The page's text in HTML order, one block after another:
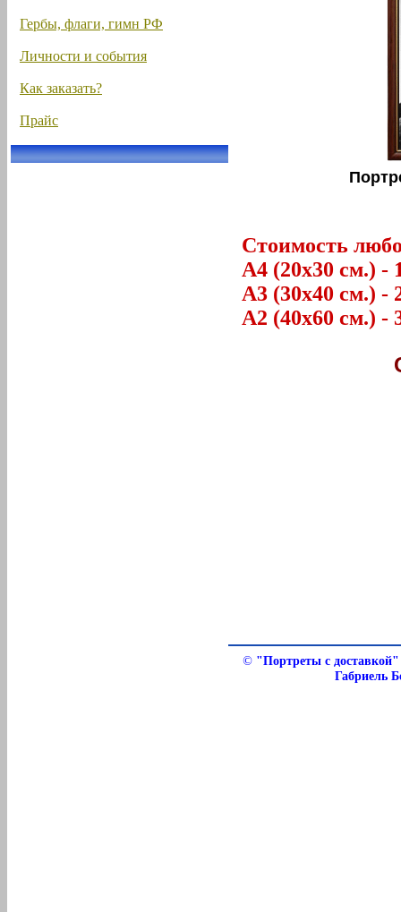
Гербы, флаги, гимн РФ
Личности и события
Как заказать?
Прайс
Стоимость
А4 (20х30 см.) -
А3 (30х40 см.) -
А2 (40х60 см.) -
© "Портреты с
Габриель